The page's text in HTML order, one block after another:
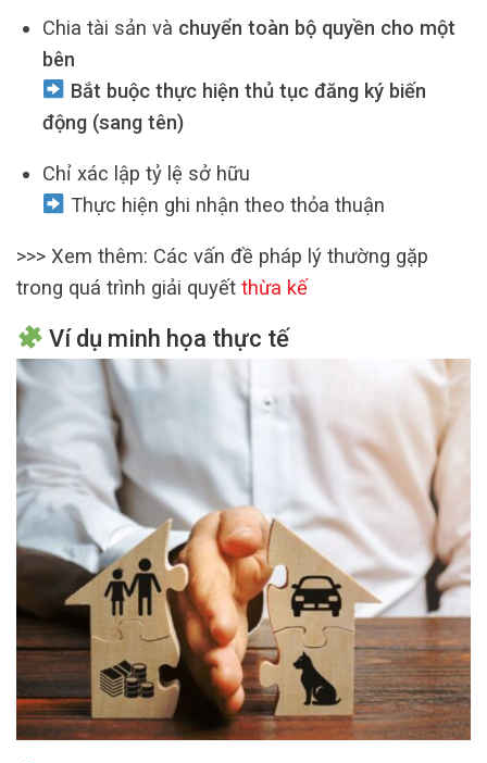
Chia tài sản và chuyển toàn bộ quyền cho một
bên
Bắt buộc thực hiện thủ tục đăng ký biến
động (sang tên)
Chỉ xác lập tỷ lệ sở hữu
Thực hiện ghi nhận theo thỏa thuận
>>> Xem thêm: Các vấn đề pháp lý thường gặp
trong quá trình giải quyết thừa kế
Ví dụ minh họa thực tế